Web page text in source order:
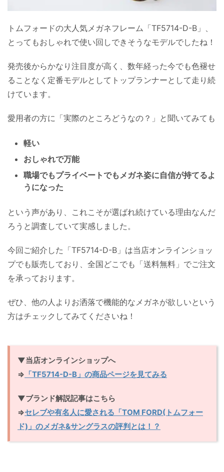
トムフォードの大人気メガネフレーム「TF5714-D-B」、
とってもおしゃれで使い回しできそうなモデルでしたね！
発売後からかなり注目度が高く、数年経った今でも色褪せ
ることなく定番モデルとしてトップランナーとして走り続
けています。
愛用者の方に「実際のところどうなの？」と聞いてみても
軽い
おしゃれで万能
職場でもプライベートでもメガネ姿に自信が持てるよ
うになった
という声があり、これこそが選ばれ続けている理由なんだ
ろうと調査していて実感しました。
今回ご紹介した「TF5714-D-B」は当店オンラインショッ
プでも販売しており、全国どこでも「送料無料」でご注文
を承っております。
ぜひ、他の人よりお洒落で機能的なメガネが欲しいという
方はチェックしてみてくださいね！
▼当店オンラインショップへ
⇒ 「TF5714-D-B」の商品ページを見てみる
▼ブランド解説記事はこちら
⇒セレブや有名人に愛される「TOM FORD(トムフォー
ド)」のメガネ&サングラスの評判とは！？